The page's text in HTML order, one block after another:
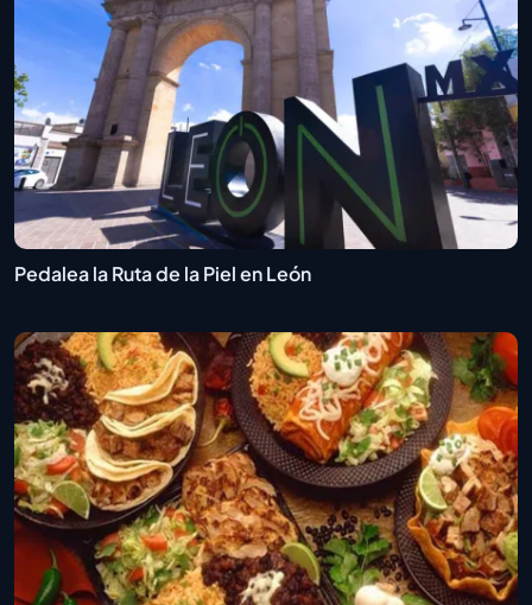
Pedalea la Ruta de la Piel en León